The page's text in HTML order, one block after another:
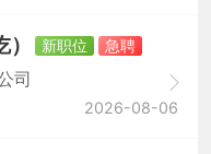
新职位
急聘
司
2026-08-06